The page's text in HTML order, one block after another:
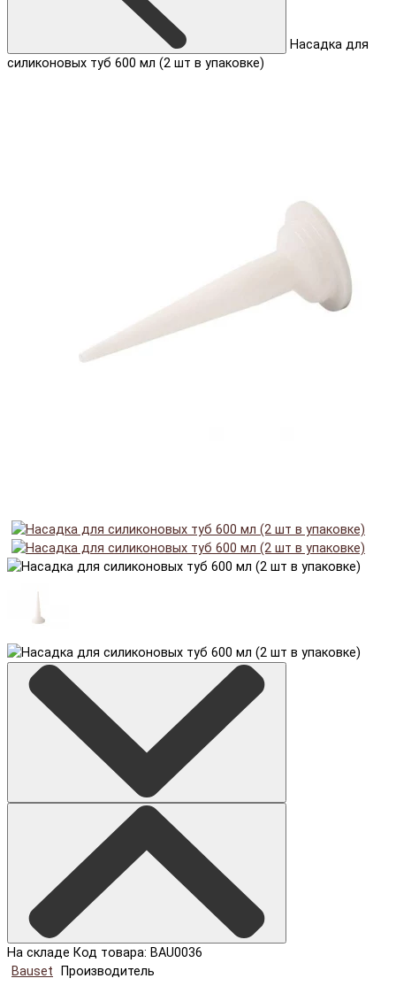
Насадка для
силиконовых туб 600 мл (2 шт в упаковке)
На складе Код товара: BAU0036
Bauset
Производитель